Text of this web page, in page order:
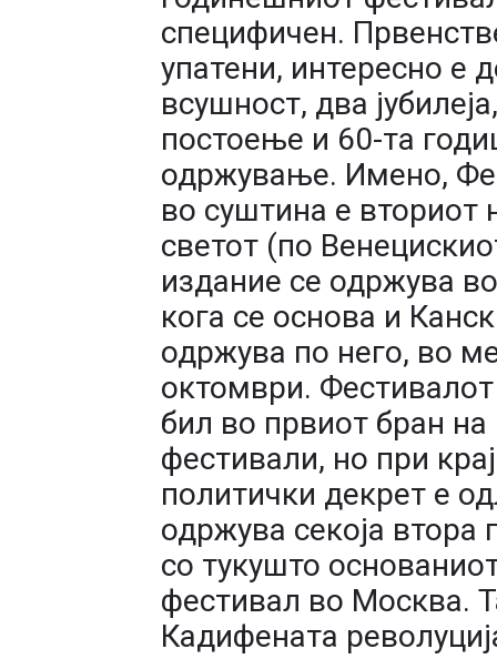
специфичен.
упатени, интересно е
всушност, два
постоење и 60-та
одржување. Имено,
во суштина е вториот
светот (по
издание се одржува
кога се основа и
одржува по него, во
октомври.
бил во првиот бран
фестивали, но при
политички декрет е
одржува секоја втора
со тукушто
фестивал во Москва.
Кадифената